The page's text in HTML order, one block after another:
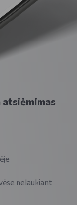
atsiėmimas
nelaukiant